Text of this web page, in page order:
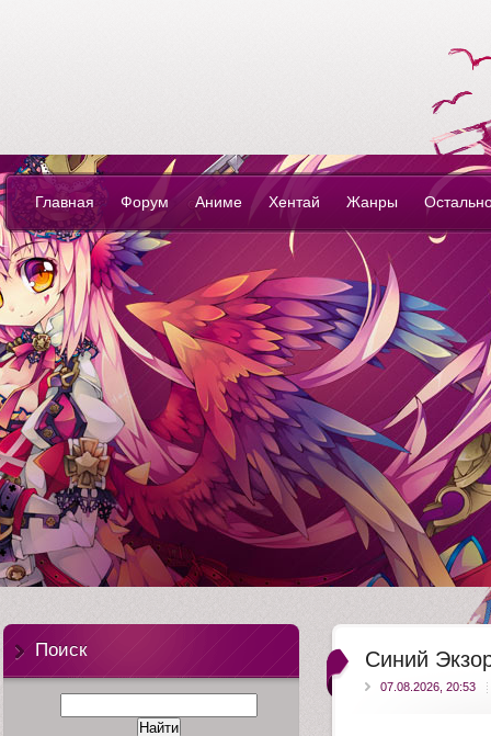
anime-love own
life...
Главная Форум Аниме Хентай Жанры
anime-tv
Синий
07.08.2026, 20:53
Поиск